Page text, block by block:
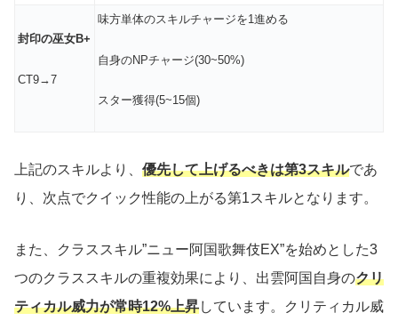
封印の巫女B+
CT9→7
味方単体のスキルチャージを1進める
自身のNPチャージ(30~50%)
スター獲得(5~15個)
上記のスキルより、 優先して上げるべきは第3スキルであ
り、次点でクイック性能の上がる第1スキルとなります。
また、クラススキル”ニュー阿国歌舞伎EX”を始めとした3
つのクラススキルの重複効果により、出雲阿国自身のクリ
ティカル威力が常時12%上昇しています。クリティカル威